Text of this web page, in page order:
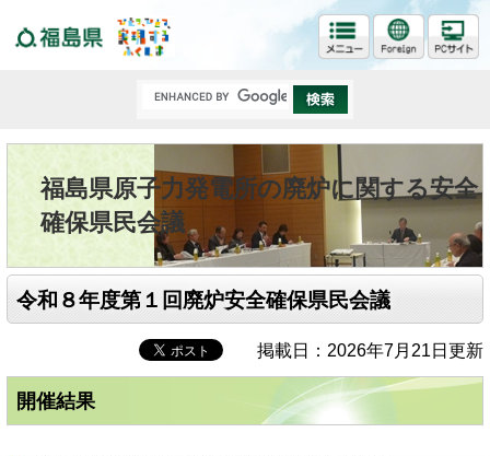
福島県原子力発電所の廃炉に関する安全
確保県民会議
令和８年度第１回廃炉安全確保県民会議
掲載日：2026年7月21日更新
開催結果